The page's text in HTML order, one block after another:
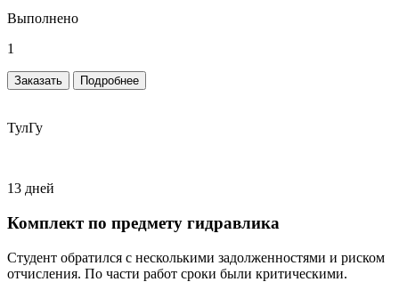
Выполнено
1
Заказать Подробнее
ТулГу
13 дней
Комплект по предмету гидравлика
Студент обратился с несколькими задолженностями и риском
отчисления. По части работ сроки были критическими.